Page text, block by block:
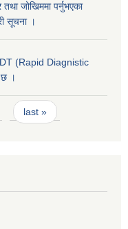
जोखिममा पर्नुभएका
सूचना ।
(Rapid Diagnistic
छ ।
last »